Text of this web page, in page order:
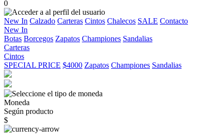
0
New In Calzado Carteras Cintos Chalecos SALE Contacto
New In
Botas Borcegos Zapatos Championes Sandalias
Carteras
Cintos
SPECIAL PRICE $4000 Zapatos Championes Sandalias
Moneda
Según producto
$